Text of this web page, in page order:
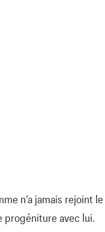
n’a jamais rejoint le
progéniture avec lui.